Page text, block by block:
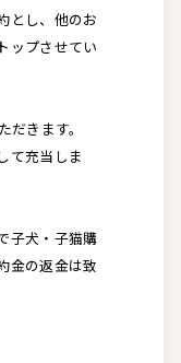
とし、他のお
ップさせてい
きます。
て充当しま
子犬・子猫購
金の返金は致